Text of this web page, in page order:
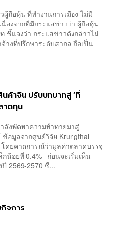
ผู้ถือหุ้น ที่ทำงานการเมือง ไม่มี
องจากที่มีกระแสข่าวว่า ผู้ถือหุ้น
ชี้แจงว่า กระแสข่าวดังกล่าวไม่
างที่ปรึกษาระดับสากล ถือเป็น
ค้าจีน ปรับบทบาทสู่ ‘ที่
าดทุน
ลังพัดพาความท้าทายมาสู่
อมูลจากศูนย์วิจัย Krungthai
โดยคาดการณ์ว่ามูลค่าตลาดบรรจุ
น้อยที่ 0.4% ก่อนจะเริ่มเห็น
2569-2570 ซึ...
จการ